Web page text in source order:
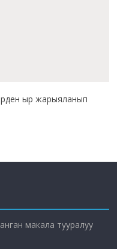
ыр жарыяланып
макала тууралуу